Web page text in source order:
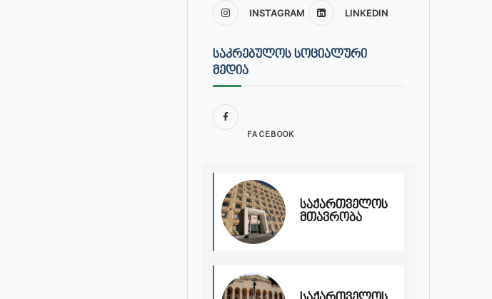
INSTAGRAM LINKEDIN
ᲡᲐᲙᲠᲔᲑᲣᲚᲝᲡ ᲡᲝᲪᲘᲐᲚᲣᲠᲘ
ᲛᲔᲓᲘᲐ
FACEBOOK
საქართველოს
მთავრობა